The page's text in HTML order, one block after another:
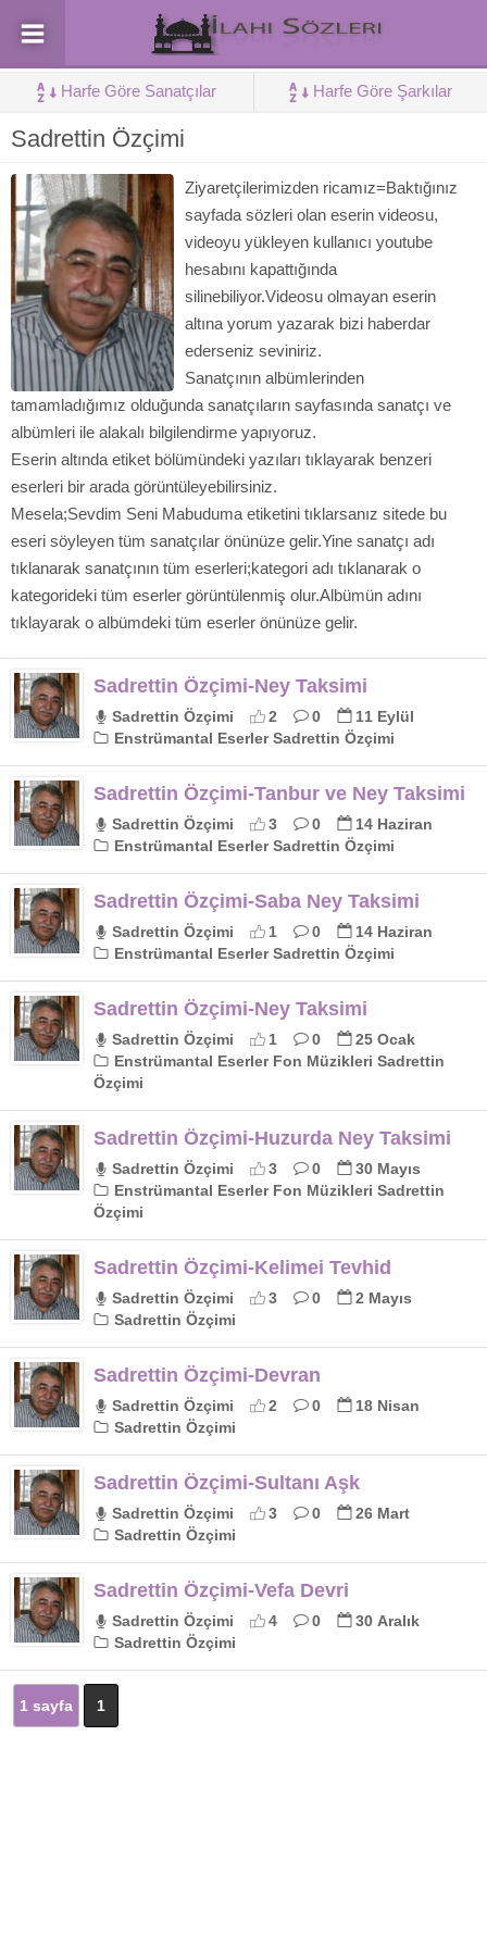
Harfe Göre Sanatçılar Harfe Göre Şarkılar
Sadrettin Özçimi
Ziyaretçilerimizden ricamız=Baktığınız
sayfada sözleri olan eserin videosu,
videoyu yükleyen kullanıcı youtube
hesabını kapattığında
silinebiliyor.Videosu olmayan eserin
altına yorum yazarak bizi haberdar
ederseniz seviniriz.
Sanatçının albümlerinden
tamamladığımız olduğunda sanatçıların sayfasında sanatçı ve
albümleri ile alakalı bilgilendirme yapıyoruz.
Eserin altında etiket bölümündeki yazıları tıklayarak benzeri
eserleri bir arada görüntüleyebilirsiniz.
Mesela;Sevdim Seni Mabuduma etiketini tıklarsanız sitede bu
eseri söyleyen tüm sanatçılar önünüze gelir.Yine sanatçı adı
tıklanarak sanatçının tüm eserleri;kategori adı tıklanarak o
kategorideki tüm eserler görüntülenmiş olur.Albümün adını
tıklayarak o albümdeki tüm eserler önünüze gelir.
Sadrettin Özçimi-Ney Taksimi
Sadrettin Özçimi 2 0
11 Eylül
Enstrümantal Eserler Sadrettin Özçimi
Sadrettin Özçimi-Tanbur ve Ney Taksimi
Sadrettin Özçimi 3 0
14 Haziran
Enstrümantal Eserler Sadrettin Özçimi
Sadrettin Özçimi-Saba Ney Taksimi
Sadrettin Özçimi 1 0
14 Haziran
Enstrümantal Eserler Sadrettin Özçimi
Sadrettin Özçimi-Ney Taksimi
Sadrettin Özçimi 1 0
25 Ocak
Enstrümantal Eserler Fon Müzikleri Sadrettin
Özçimi
Sadrettin Özçimi-Huzurda Ney Taksimi
Sadrettin Özçimi 3 0
30 Mayıs
Enstrümantal Eserler Fon Müzikleri Sadrettin
Özçimi
Sadrettin Özçimi-Kelimei Tevhid
Sadrettin Özçimi 3 0
2 Mayıs
Sadrettin Özçimi
Sadrettin Özçimi-Devran
Sadrettin Özçimi 2 0
18 Nisan
Sadrettin Özçimi
Sadrettin Özçimi-Sultanı Aşk
Sadrettin Özçimi 3 0
26 Mart
Sadrettin Özçimi
Sadrettin Özçimi-Vefa Devri
Sadrettin Özçimi 4 0
30 Aralık
Sadrettin Özçimi
1 sayfa 1